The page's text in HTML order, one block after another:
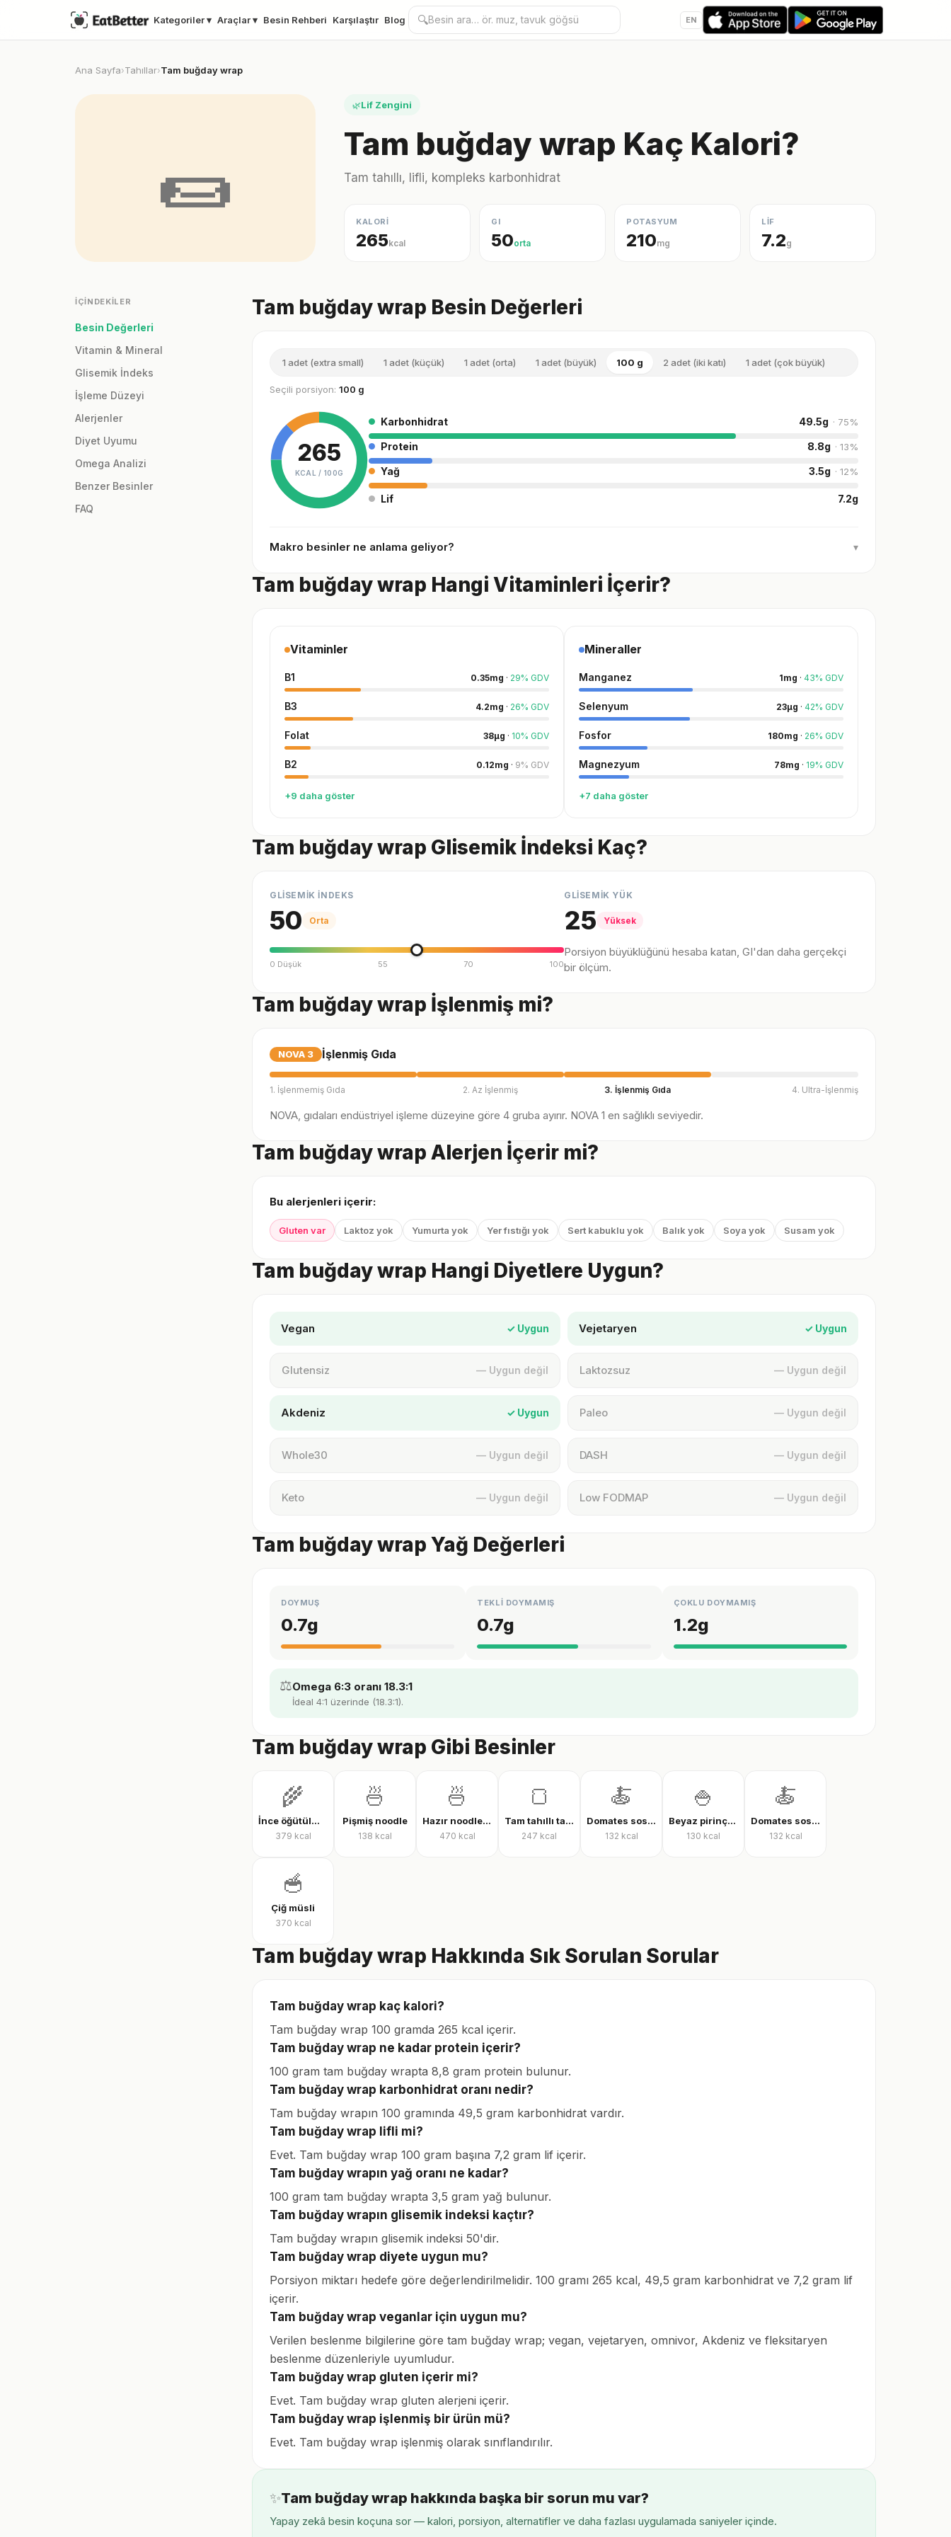
Kategoriler ▾ Araçlar ▾ Besin Rehberi Karşılaştır Blog 🔍 EN
Ana Sayfa›Tahıllar›Tam buğday wrap
🌯
🌿Lif Zengini
Tam buğday wrap Kaç Kalori?
Tam tahıllı, lifli, kompleks karbonhidrat
KALORİ
265kcal
GI
50orta
POTASYUM
210mg
LİF
7.2g
İÇINDEKILER
Besin Değerleri
Vitamin & Mineral
Glisemik İndeks
İşleme Düzeyi
Alerjenler
Diyet Uyumu
Omega Analizi
Benzer Besinler
FAQ
Tam buğday wrap Besin Değerleri
1 adet (extra small) 1 adet (küçük) 1 adet (orta) 1 adet (büyük) 100 g 2 adet (iki katı) 1 adet (çok büyük)
Seçili porsiyon: 100 g
265
KCAL / 100G
Karbonhidrat 49.5g · 75%
Protein 8.8g · 13%
Yağ 3.5g · 12%
Lif 7.2g
Makro besinler ne anlama geliyor? ▾
Tam buğday wrap Hangi Vitaminleri İçerir?
Vitaminler
B1 0.35mg · 29% GDV
B3 4.2mg · 26% GDV
Folat 38µg · 10% GDV
B2 0.12mg · 9% GDV
+9 daha göster
Mineraller
Manganez 1mg · 43% GDV
Selenyum 23µg · 42% GDV
Fosfor 180mg · 26% GDV
Magnezyum 78mg · 19% GDV
+7 daha göster
Tam buğday wrap Glisemik İndeksi Kaç?
GLİSEMİK İNDEKS
50 Orta
0 Düşük 55 70 100
GLİSEMİK YÜK
25 Yüksek
Porsiyon büyüklüğünü hesaba katan, GI'dan daha gerçekçi
bir ölçüm.
Tam buğday wrap İşlenmiş mi?
NOVA 3 İşlenmiş Gıda
1. İşlenmemiş Gıda 2. Az İşlenmiş 3. İşlenmiş Gıda 4. Ultra-İşlenmiş
NOVA, gıdaları endüstriyel işleme düzeyine göre 4 gruba ayırır. NOVA 1 en sağlıklı seviyedir.
Tam buğday wrap Alerjen İçerir mi?
Bu alerjenleri içerir:
Gluten var Laktoz yok Yumurta yok Yer fıstığı yok Sert kabuklu yok Balık yok Soya yok Susam yok
Tam buğday wrap Hangi Diyetlere Uygun?
Vegan ✓ Uygun Vejetaryen ✓ Uygun
Glutensiz — Uygun değil Laktozsuz — Uygun değil
Akdeniz ✓ Uygun Paleo — Uygun değil
Whole30 — Uygun değil DASH — Uygun değil
Keto — Uygun değil Low FODMAP — Uygun değil
Tam buğday wrap Yağ Değerleri
DOYMUŞ
0.7g
TEKLİ DOYMAMIŞ
0.7g
ÇOKLU DOYMAMIŞ
1.2g
⚖️Omega 6:3 oranı 18.3:1
İdeal 4:1 üzerinde (18.3:1).
Tam buğday wrap Gibi Besinler
🌾
İnce öğütülmüş yulaf (çiğ)
379 kcal
🍜
Pişmiş noodle
138 kcal
🍜
Hazır noodle (kuru)
470 kcal
🍞
Tam tahıllı tam buğday ekmeği
247 kcal
🍝
Domates soslu farfalle makarna
132 kcal
🍚
Beyaz pirinç, pişmiş
130 kcal
🍝
Domates soslu rigatoni
132 kcal
🥣
Çiğ müsli
370 kcal
Tam buğday wrap Hakkında Sık Sorulan Sorular
Tam buğday wrap kaç kalori?
Tam buğday wrap 100 gramda 265 kcal içerir.
Tam buğday wrap ne kadar protein içerir?
100 gram tam buğday wrapta 8,8 gram protein bulunur.
Tam buğday wrap karbonhidrat oranı nedir?
Tam buğday wrapın 100 gramında 49,5 gram karbonhidrat vardır.
Tam buğday wrap lifli mi?
Evet. Tam buğday wrap 100 gram başına 7,2 gram lif içerir.
Tam buğday wrapın yağ oranı ne kadar?
100 gram tam buğday wrapta 3,5 gram yağ bulunur.
Tam buğday wrapın glisemik indeksi kaçtır?
Tam buğday wrapın glisemik indeksi 50'dir.
Tam buğday wrap diyete uygun mu?
Porsiyon miktarı hedefe göre değerlendirilmelidir. 100 gramı 265 kcal, 49,5 gram karbonhidrat ve 7,2 gram lif
içerir.
Tam buğday wrap veganlar için uygun mu?
Verilen beslenme bilgilerine göre tam buğday wrap; vegan, vejetaryen, omnivor, Akdeniz ve fleksitaryen
beslenme düzenleriyle uyumludur.
Tam buğday wrap gluten içerir mi?
Evet. Tam buğday wrap gluten alerjeni içerir.
Tam buğday wrap işlenmiş bir ürün mü?
Evet. Tam buğday wrap işlenmiş olarak sınıflandırılır.
✨Tam buğday wrap hakkında başka bir sorun mu var?
Yapay zekâ besin koçuna sor — kalori, porsiyon, alternatifler ve daha fazlası uygulamada saniyeler içinde.